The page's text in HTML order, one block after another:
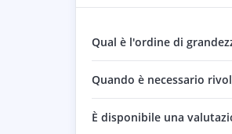
Qual è l'ordine di
Quando è necessario
È disponibile una